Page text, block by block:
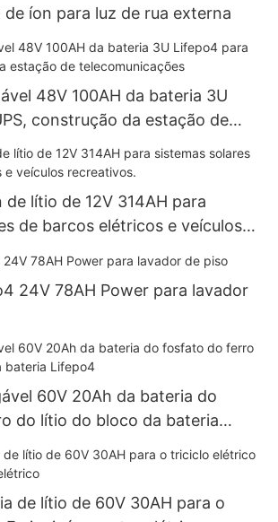
de íon para luz de rua externa
48V 100AH ​​da bateria 3U
construção da estação de
de lítio de 12V 314AH para
de barcos elétricos e veículos
24V 78AH Power para lavador
60V 20Ah da bateria do
do lítio do bloco da bateria
de lítio de 60V 30AH para o